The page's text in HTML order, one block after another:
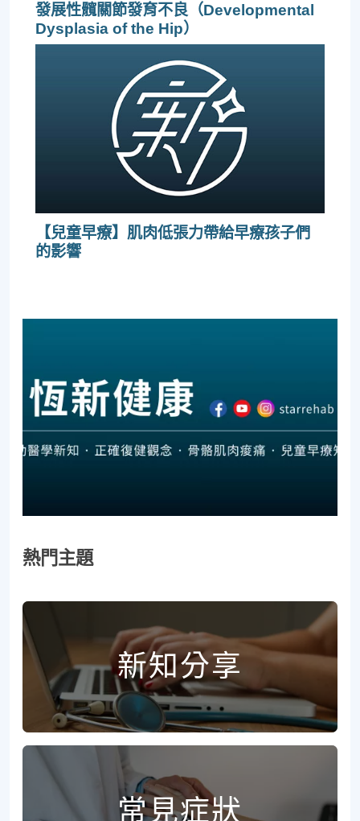
發展性髖關節發育不良（Developmental
Dysplasia of the Hip）
【兒童早療】肌肉低張力帶給早療孩子們
的影響
熱門主題
新知分享
常見症狀